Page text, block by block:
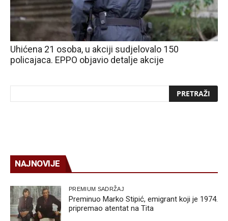
Uhićena 21 osoba, u akciji sudjelovalo 150
policajaca. EPPO objavio detalje akcije
NAJNOVIJE
PREMIUM SADRŽAJ
Preminuo Marko Stipić, emigrant koji je 1974.
pripremao atentat na Tita